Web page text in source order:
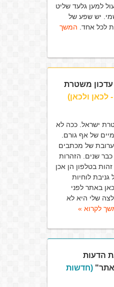
למען גלעד שליט
יש שפע של
לכל אחד. המשך
עדכון משטרת
ולכאן)
ישראל. ככה לא
של אף גורם.
של מכתבים
שנים. הזהרות
זהות בטלפון הן אכן
לוחיות
באתר לפני
שלי היא לא
לקרוא »
הדעות
(חדשות